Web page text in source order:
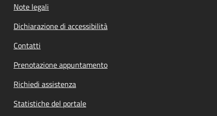
Note legali
Dichiarazione di accessibilità
Contatti
Prenotazione appuntamento
Richiedi assistenza
Statistiche del portale